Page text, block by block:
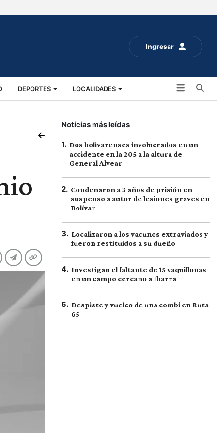
Ingresar
DEPORTES LOCALIDADES
Noticias más leídas
1. Dos bolivarenses involucrados en un
accidente en la 205 a la altura de
General Alvear
2. Condenaron a 3 años de prisión en
suspenso a autor de lesiones graves en
Bolívar
3. Localizaron a los vacunos extraviados y
fueron restituidos a su dueño
4. Investigan el faltante de 15 vaquillonas
en un campo cercano a Ibarra
5. Despiste y vuelco de una combi en Ruta
65